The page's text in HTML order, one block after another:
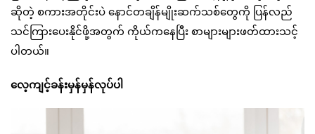
ဆိုတဲ့ စကားအတိုင်းပဲ နောင်တချိန်မျိုးဆက်သစ်တွေကို ပြန်လည်
သင်ကြားပေးနိုင်ဖို့အတွက် ကိုယ်ကနေပြီး စာများများဖတ်ထားသင့်
ပါတယ်။
လေ့ကျင့်ခန်းမှန်မှန်လုပ်ပါ